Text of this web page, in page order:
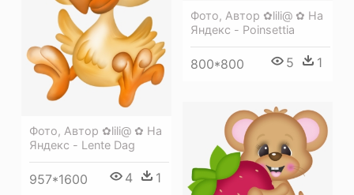
Фото, Автор ✿lili@ ✿ На
Яндекс - Poinsettia
800*800 5 1
Фото, Автор ✿lili@ ✿ На
Яндекс - Lente Dag
957*1600 4 1